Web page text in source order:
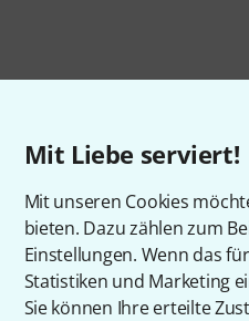
Mit Liebe serviert!
Mit unseren Cookies
bieten. Dazu zählen zum
Einstellungen. Wenn das
Statistiken und Marketing
Sie können Ihre erteilte